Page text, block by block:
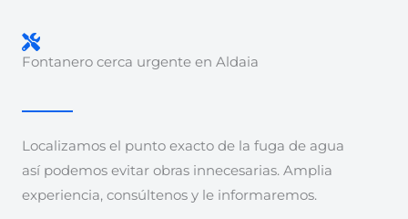
Fontanero cerca urgente en Aldaia
Localizamos el punto exacto de la fuga de agua
así podemos evitar obras innecesarias. Amplia
experiencia, consúltenos y le informaremos.